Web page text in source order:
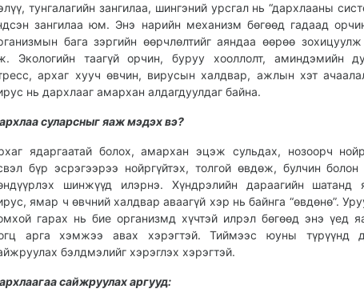
тунгалагийн зангилаа, шингэний урсгал нь “дархлааны
зангилаа юм. Энэ нарийн механизм бөгөөд гадаад
бага зэргийн өөрчлөлтийг аяндаа өөрөө
Экологийн таагүй орчин, буруу хооллолт, аминдэмийн
архаг хууч өвчин, вирусын халдвар, ажлын хэт
нь дархлааг амархан алдагдуулдаг байна.
суларсныг яаж мэдэх вэ?
ядаргаатай болох, амархан эцэж сульдах, нозоорч
бүр эсрэгээрээ нойргүйтэх, толгой өвдөж, булчин
шинжүүд илэрнэ. Хүндрэлийн дараагийн шатанд
ямар ч өвчний халдвар аваагүй хэр нь байнга “өвдөнө”.
гарах нь бие организмд хүчтэй илрэл бөгөөд энэ үед
арга хэмжээ авах хэрэгтэй. Тиймээс юуны түрүүнд
бэлдмэлийг хэрэглэх хэрэгтэй.
сайжруулах аргууд: